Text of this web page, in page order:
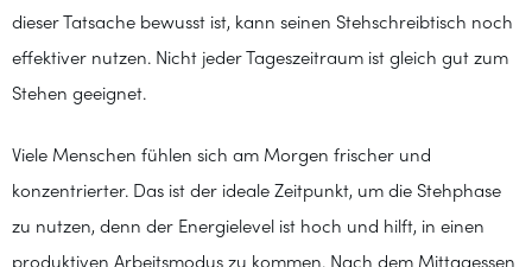
dieser Tatsache bewusst ist, kann seinen Stehschreibtisch noch
effektiver nutzen. Nicht jeder Tageszeitraum ist gleich gut zum
Stehen geeignet.
Viele Menschen fühlen sich am Morgen frischer und
konzentrierter. Das ist der ideale Zeitpunkt, um die Stehphase
zu nutzen, denn der Energielevel ist hoch und hilft, in einen
produktiven Arbeitsmodus zu kommen. Nach dem Mittagessen